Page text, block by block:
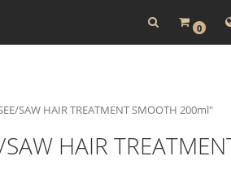
0
SAW HAIR TREATMENT SMOOTH 200ml"
HAIR